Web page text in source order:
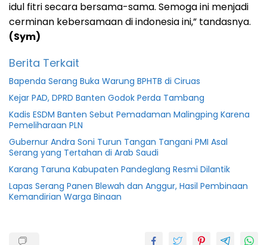
idul fitri secara bersama-sama. Semoga ini menjadi
cerminan kebersamaan di indonesia ini,” tandasnya.
(Sym)
Berita Terkait
Bapenda Serang Buka Warung BPHTB di Ciruas
Kejar PAD, DPRD Banten Godok Perda Tambang
Kadis ESDM Banten Sebut Pemadaman Malingping Karena
Pemeliharaan PLN
Gubernur Andra Soni Turun Tangan Tangani PMI Asal
Serang yang Tertahan di Arab Saudi
Karang Taruna Kabupaten Pandeglang Resmi Dilantik
Lapas Serang Panen Blewah dan Anggur, Hasil Pembinaan
Kemandirian Warga Binaan
hijriah